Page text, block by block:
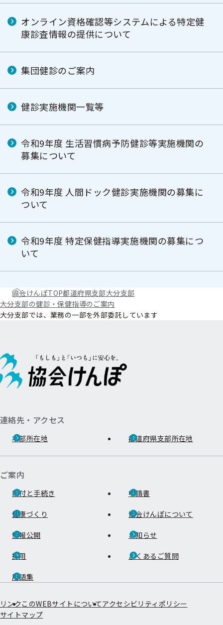
オンライン資格確認等システムによる特定健
康診査情報の提供について
集団健診のご案内
健診実施機関一覧等
令和9年度 生活習慣病予防健診等実施機関の
募集について
令和9年度 人間ドック健診実施機関の募集に
ついて
令和9年度 特定保健指導実施機関の募集につ
いて
協会けんぽTOP都道府県支部大分支部
大分支部の健診・保健指導のご案内
大分支部では、業務の一部を外部委託しています
連絡先・アクセス
本部所在地 都道府県支部所在地
ご案内
給付と手続き 申請書
健康づくり 協会けんぽについて
情報公開 お知らせ
採用 よくあるご質問
用語集
リンク このWEBサイトについてアクセシビリティポリシー
サイトマップ